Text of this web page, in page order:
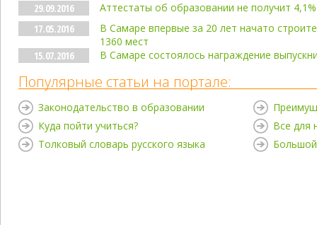
29.09.2016
Аттестаты об образовании не получит
17.05.2016
В Самаре впервые за 20 лет начато
1360 мест
15.07.2016
В Самаре состоялось награждение
Популярные статьи на портале:
Законодательство в образовании
Куда пойти учиться?
Толковый словарь русского языка
Все для
Большой